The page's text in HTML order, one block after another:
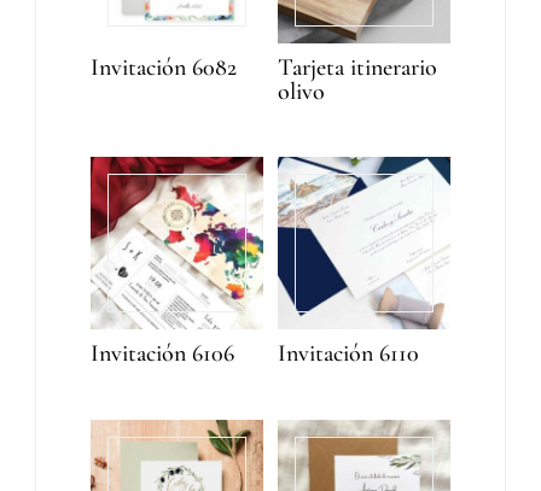
Invitación 6082
Tarjeta itinerario
olivo
Invitación 6106 Invitación 6110